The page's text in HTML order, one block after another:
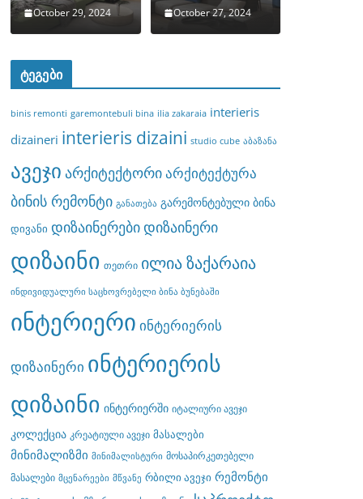
October 29, 2024 October 27, 2024
ტეგები
binis remonti garemontebuli bina ilia zakaraia interieris
dizaineri interieris dizaini studio cube აბაზანა
ავეჯი არქიტექტორიარქიტექტურა
ბინის რემონტი განათება გარემონტებული ბინა
დივანი დიზაინერებიდიზაინერი
დიზაინი თეთრი ილია ზაქარაია
ინდივიდუალური საცხოვრებელი ბინა ბუნებაში
ინტერიერი ინტერიერის
დიზაინერი ინტერიერის
დიზაინი ინტერიერში იტალიური ავეჯი
კოლექცია კრეატიული ავეჯი მასალები
მინიმალიზმი მინიმალისტური მოსაპირკეთებელი
მასალები მცენარეები მწვანე რბილი ავეჯი რემონტი